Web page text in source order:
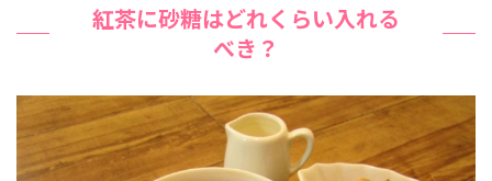
紅茶に砂糖はどれくらい入れる
べき？